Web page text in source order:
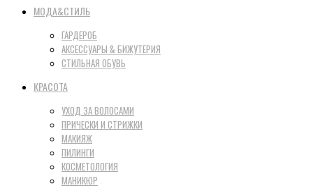
МОДА&СТИЛЬ
ГАРДЕРОБ
АКСЕССУАРЫ & БИЖУТЕРИЯ
СТИЛЬНАЯ ОБУВЬ
КРАСОТА
УХОД ЗА ВОЛОСАМИ
ПРИЧЕСКИ И СТРИЖКИ
МАКИЯЖ
ПИЛИНГИ
КОСМЕТОЛОГИЯ
МАНИКЮР